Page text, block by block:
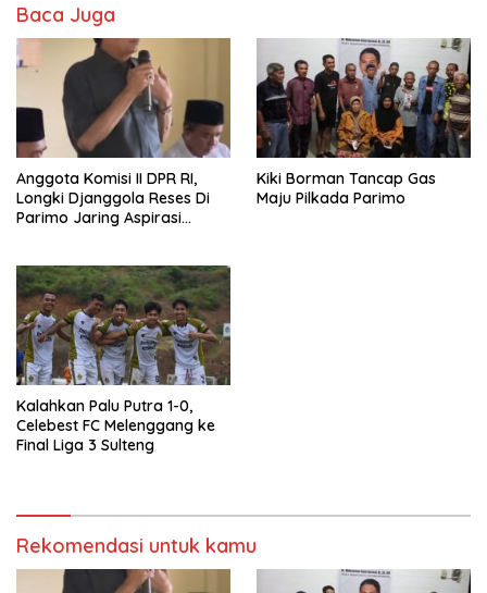
Baca Juga
Anggota Komisi II DPR RI,
Longki Djanggola Reses Di
Parimo Jaring Aspirasi
Kiki Borman Tancap Gas
Maju Pilkada Parimo
Kalahkan Palu Putra 1-0,
Celebest FC Melenggang ke
Final Liga 3 Sulteng
Rekomendasi untuk kamu